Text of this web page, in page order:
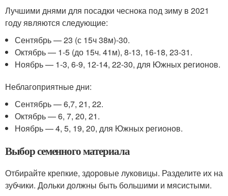
Лучшими днями для посадки чеснока под зиму в 2021
году являются следующие:
Сентябрь — 23 (с 15ч 38м)-30.
Октябрь — 1-5 (до 15ч. 41м), 8-13, 16-18, 23-31.
Ноябрь — 1-3, 6-9, 12-14, 22-30, для Южных регионов.
Неблагоприятные дни:
Сентябрь — 6,7, 21, 22.
Октябрь — 6, 7, 20, 21.
Ноябрь — 4, 5, 19, 20, для Южных регионов.
Выбор семенного материала
Отбирайте крепкие, здоровые луковицы. Разделите их на
зубчики. Дольки должны быть большими и мясистыми.